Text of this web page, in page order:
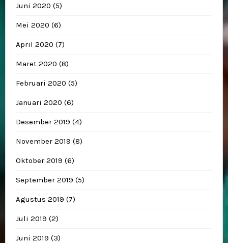
Juni 2020 (5)
Mei 2020 (6)
April 2020 (7)
Maret 2020 (8)
Februari 2020 (5)
Januari 2020 (6)
Desember 2019 (4)
November 2019 (8)
Oktober 2019 (6)
September 2019 (5)
Agustus 2019 (7)
Juli 2019 (2)
Juni 2019 (3)